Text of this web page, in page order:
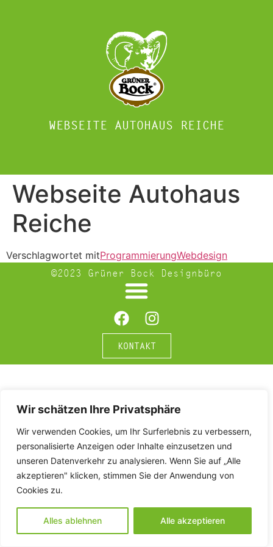
Wir schätzen Ihre Privatsphäre
Wir verwenden Cookies, um Ihr Surferlebnis zu verbessern,
personalisierte Anzeigen oder Inhalte einzusetzen und
unseren Datenverkehr zu analysieren. Wenn Sie auf „Alle
akzeptieren" klicken, stimmen Sie der Anwendung von
Cookies zu.
Alles ablehnen Alle akzeptieren
WEBSEITE AUTOHAUS REICHE
Webseite Autohaus
Reiche
Verschlagwortet mitProgrammierungWebdesign
©2023 Grüner Bock Designbüro
KONTAKT